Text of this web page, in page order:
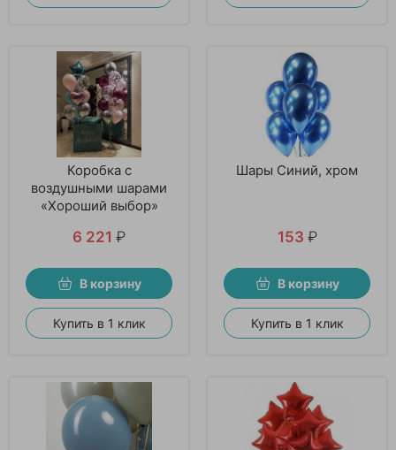
Коробка с
воздушными шарами
«Хороший выбор»
6 221 ₽
В корзину
Купить в 1 клик
Шары Синий, хром
153 ₽
В корзину
Купить в 1 клик